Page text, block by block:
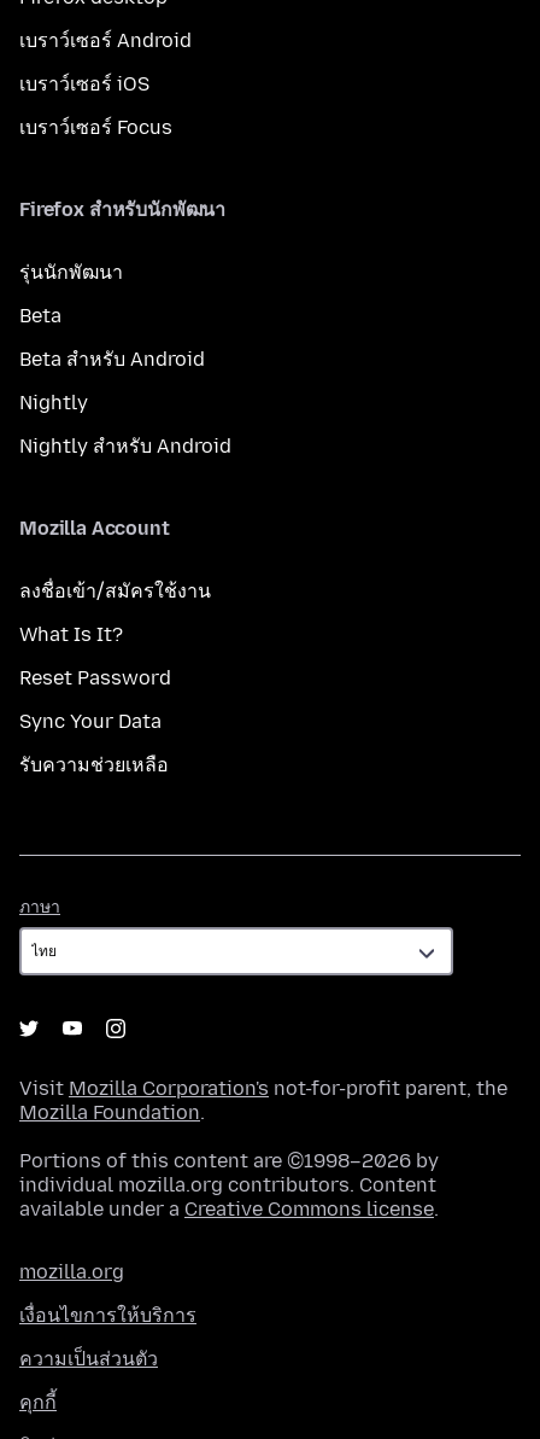
เบราว์เซอร์ Android
เบราว์เซอร์ iOS
เบราว์เซอร์ Focus
Firefox สำหรับนักพัฒนา
รุ่นนักพัฒนา
Beta
Beta สำหรับ Android
Nightly
Nightly สำหรับ Android
Mozilla Account
ลงชื่อเข้า/สมัครใช้งาน
What Is It?
Reset Password
Sync Your Data
รับความช่วยเหลือ
ภาษา
Visit Mozilla Corporation's not-for-profit parent, the
Mozilla Foundation.
Portions of this content are ©1998–2026 by
individual mozilla.org contributors. Content
available under a Creative Commons license.
mozilla.org
เงื่อนไขการให้บริการ
ความเป็นส่วนตัว
คุกกี้